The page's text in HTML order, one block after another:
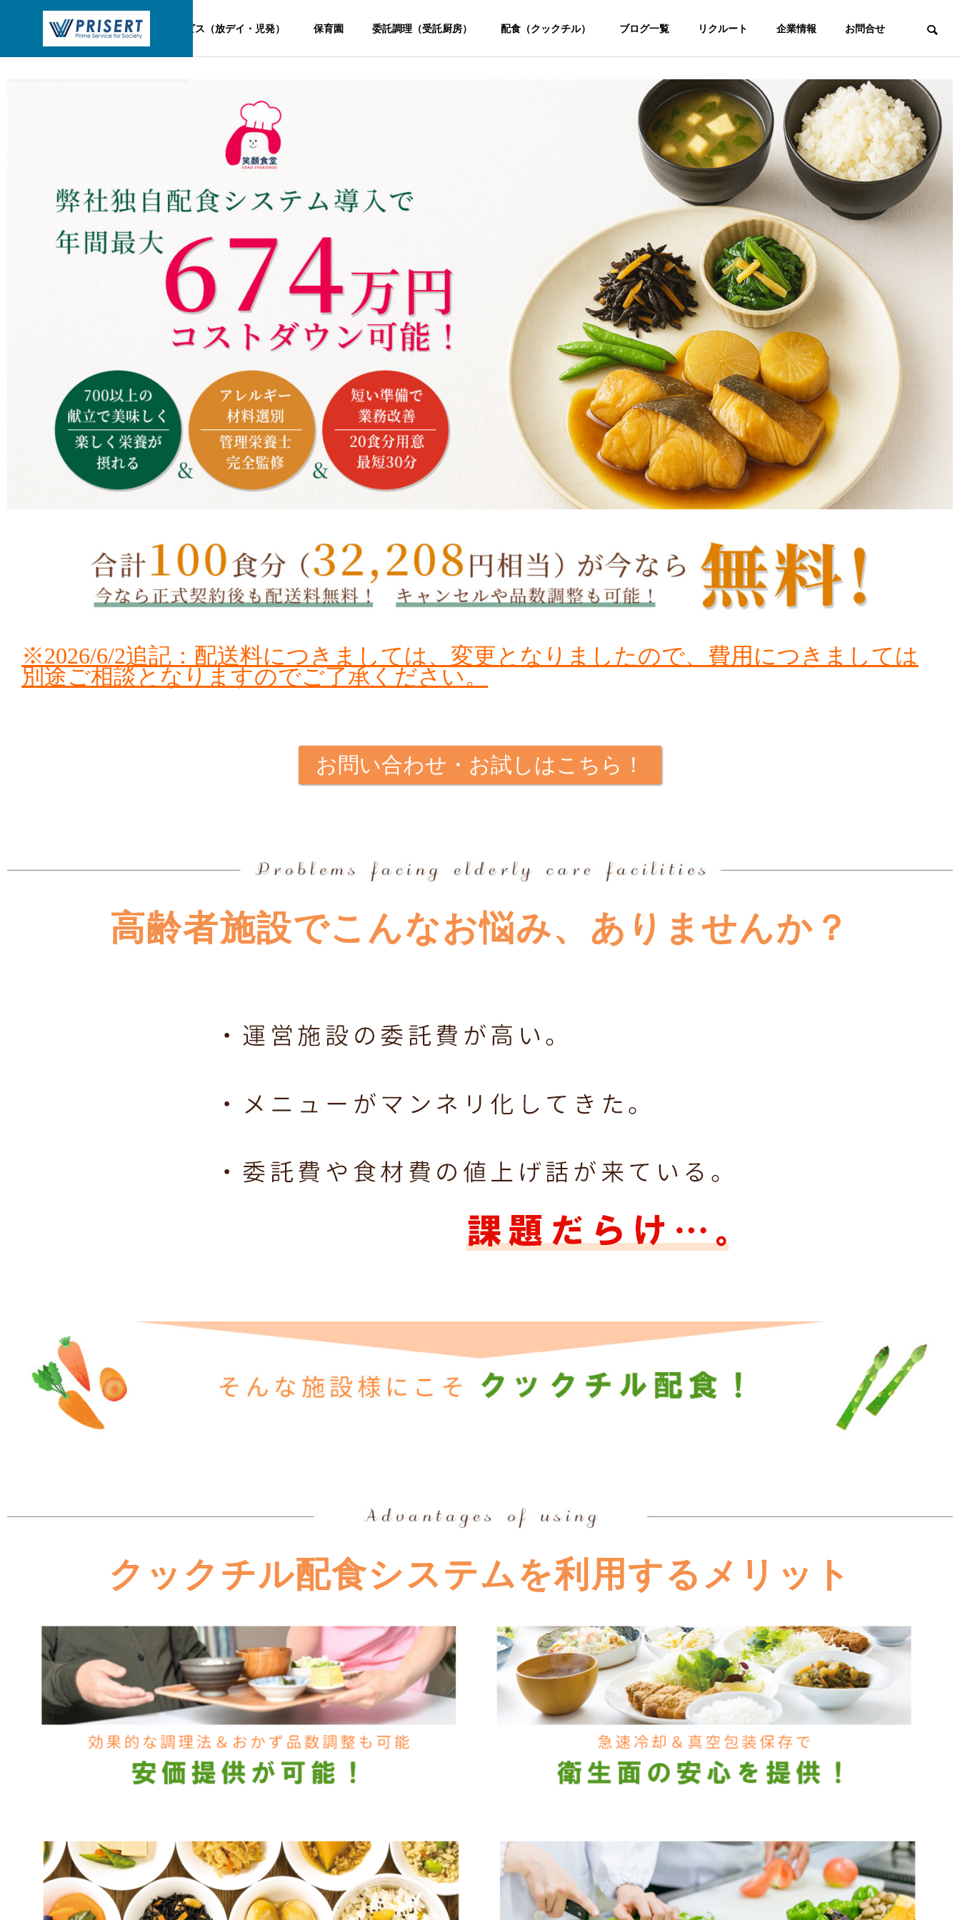
TOP 児童福祉サービス（放デイ・児発） 保育園 委託調理（受託厨房） 配食（クックチル） ブログ一覧 リクルート 企業情報 お問合せ
※2026/6/2追記：配送料につきましては、変更となりましたので、費用につきましては
別途ご相談となりますのでご了承ください。
お問い合わせ・お試しはこちら！
高齢者施設でこんなお悩み、ありませんか？
クックチル配食システムを利用するメリット